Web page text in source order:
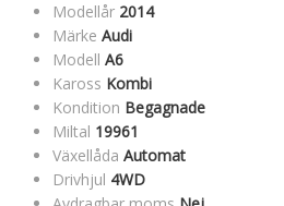
Modellår 2014
Märke Audi
Modell A6
Kaross Kombi
Kondition Begagnade
Miltal 19961
Växellåda Automat
Drivhjul 4WD